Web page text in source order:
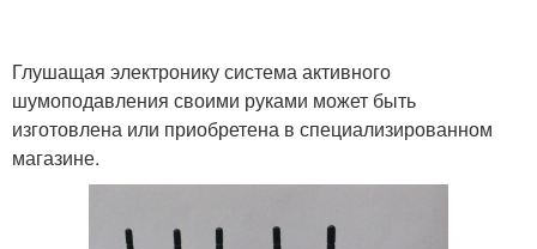
Глушащая электронику система активного
шумоподавления своими руками может быть
изготовлена или приобретена в специализированном
магазине.